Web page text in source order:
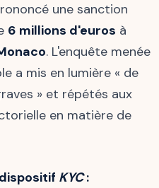
une sanction
6 millions d'euros à
. L'enquête menée
a mis en lumière « de
» et répétés aux
en matière de
KYC: